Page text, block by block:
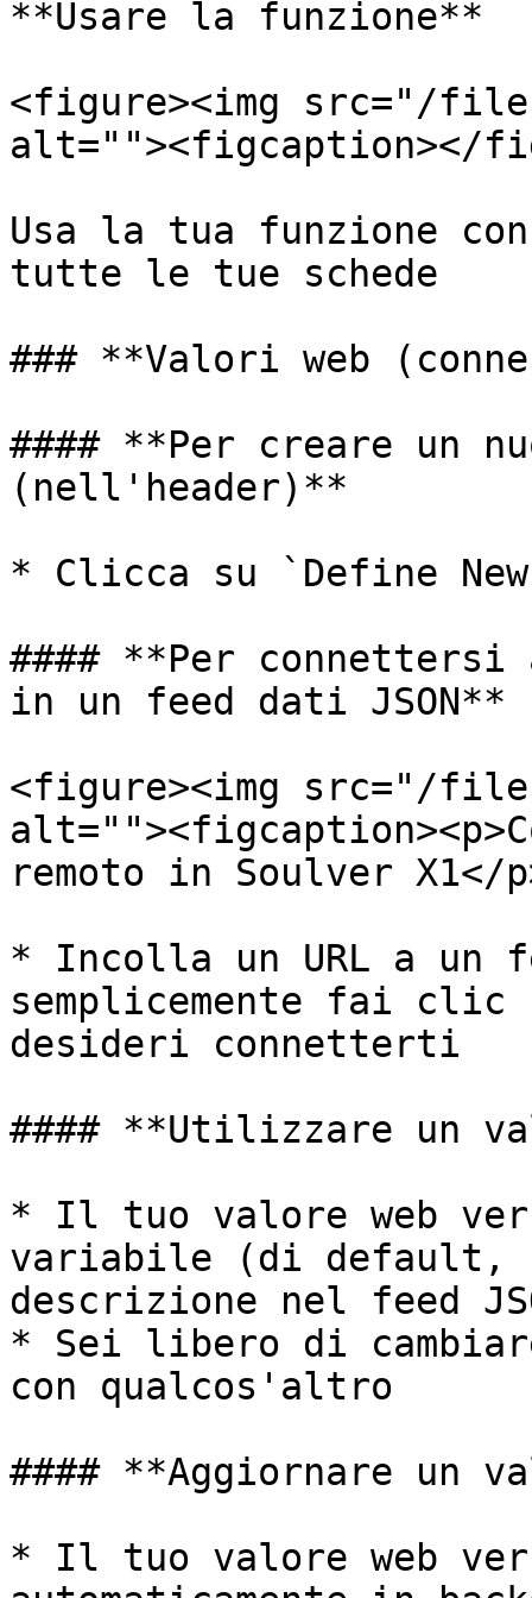
**Usare la funzione**
<figure><img src="/
alt=""><figcaption></
Usa la tua funzione
tutte le tue schede
### **Valori web
#### **Per creare un
(nell'header)**
* Clicca su `Define
#### **Per
in un feed dati JSON**
<figure><img src="/
remoto in Soulver
* Incolla un URL a un
semplicemente fai
desideri connetterti
#### **Utilizzare un
* Il tuo valore web
variabile (di default,
descrizione nel feed
* Sei libero di
con qualcos'altro
#### **Aggiornare un
* Il tuo valore web